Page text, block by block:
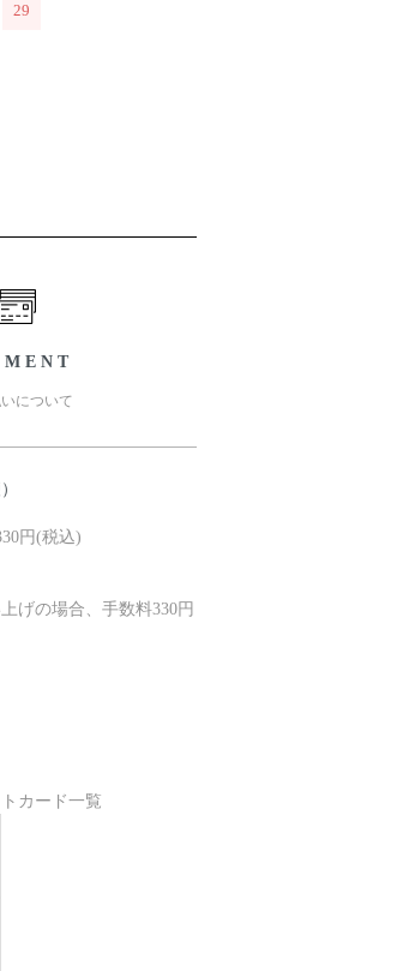
29
について
円(税込)
げの場合、手数料330円
カード一覧